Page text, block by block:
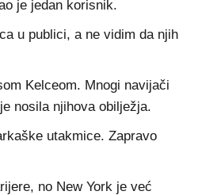
je jedan korisnik.
u publici, a ne vidim da njih
Kelceom. Mnogi navijači
nosila njihova obilježja.
utakmice. Zapravo
no New York je već